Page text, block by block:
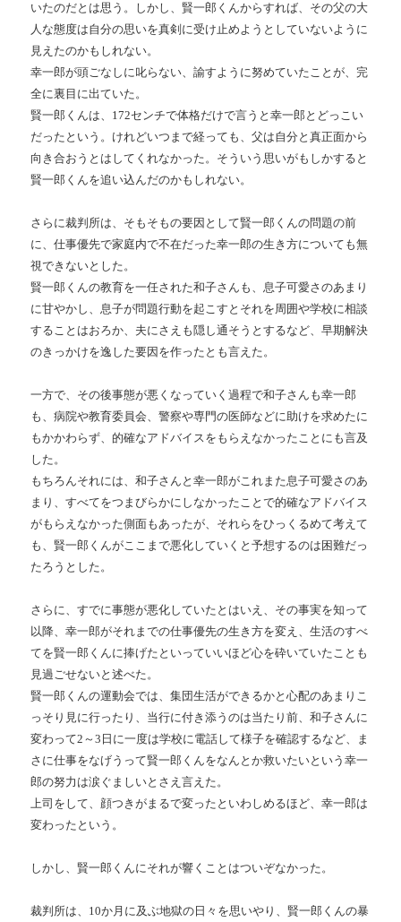
いたのだとは思う。しかし、賢一郎くんからすれば、その父の大
人な態度は自分の思いを真剣に受け止めようとしていないように
見えたのかもしれない。
幸一郎が頭ごなしに叱らない、諭すように努めていたことが、完
全に裏目に出ていた。
賢一郎くんは、 172センチで体格だけで言うと幸一郎とどっこい
だったという。けれどいつまで経っても、父は自分と真正面から
向き合おうとはしてくれなかった。そういう思いがもしかすると
賢一郎くんを追い込んだのかもしれない。
さらに裁判所は、そもそもの要因として賢一郎くんの問題の前
に、仕事優先で家庭内で不在だった幸一郎の生き方についても無
視できないとした。
賢一郎くんの教育を一任された和子さんも、息子可愛さのあまり
に甘やかし、息子が問題行動を起こすとそれを周囲や学校に相談
することはおろか、夫にさえも隠し通そうとするなど、早期解決
のきっかけを逸した要因を作ったとも言えた。
一方で、その後事態が悪くなっていく過程で和子さんも幸一郎
も、病院や教育委員会、警察や専門の医師などに助けを求めたに
もかかわらず、的確なアドバイスをもらえなかったことにも言及
した。
もちろんそれには、和子さんと幸一郎がこれまた息子可愛さのあ
まり、すべてをつまびらかにしなかったことで的確なアドバイス
がもらえなかった側面もあったが、それらをひっくるめて考えて
も、賢一郎くんがここまで悪化していくと予想するのは困難だっ
たろうとした。
さらに、すでに事態が悪化していたとはいえ、その事実を知って
以降、幸一郎がそれまでの仕事優先の生き方を変え、生活のすべ
てを賢一郎くんに捧げたといっていいほど心を砕いていたことも
見過ごせないと述べた。
賢一郎くんの運動会では、集団生活ができるかと心配のあまりこ
っそり見に行ったり、当行に付き添うのは当たり前、和子さんに
変わって2 ～3 日に一度は学校に電話して様子を確認するなど、ま
さに仕事をなげうって賢一郎くんをなんとか救いたいという幸一
郎の努力は涙ぐましいとさえ言えた。
上司をして、顔つきがまるで変ったといわしめるほど、幸一郎は
変わったという。
しかし、賢一郎くんにそれが響くことはついぞなかった。
裁判所は、 10か月に及ぶ地獄の日々を思いやり、賢一郎くんの暴